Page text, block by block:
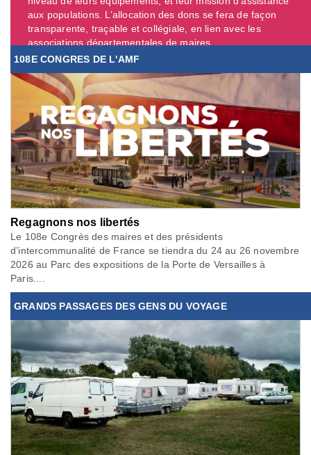
aux populations. L’allocation des dons se fera de façon
transparente, traçable et collégiale, en lien avec les
associations départementales de maires. ...
108E CONGRES DE L'AMF
Regagnons nos libertés
Le 108e Congrès des maires et des présidents
d’intercommunalité de France se tiendra du 24 au 26 novembre
2026 au Parc des expositions de la Porte de Versailles à
Paris....
GRANDS PASSAGES DES GENS DU VOYAGE